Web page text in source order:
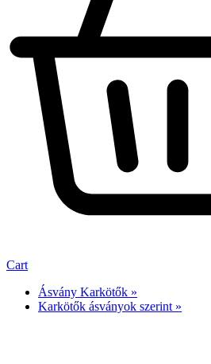
Cart
Ásvány Karkötők »
Karkötők ásványok szerint »